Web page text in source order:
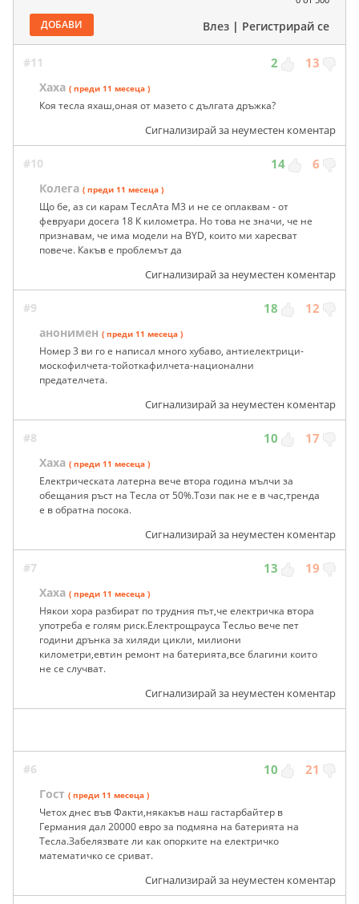
ДОБАВИ Влез | Регистрирай се
#11 2 13
Хаха ( преди 11 месеца )
Коя тесла яхаш,оная от мазето с дългата дръжка?
Сигнализирай за неуместен коментар
#10 14 6
Колега ( преди 11 месеца )
Що бе, аз си карам ТеслАта М3 и не се оплаквам - от
февруари досега 18 К километра. Но това не значи, че не
признавам, че има модели на BYD, които ми харесват
повече. Какъв е проблемът да
Сигнализирай за неуместен коментар
#9 18 12
анонимен ( преди 11 месеца )
Номер 3 ви го е написал много хубаво, антиелектрици-
москофилчета-тойоткафилчета-национални
предателчета.
Сигнализирай за неуместен коментар
#8 10 17
Хаха ( преди 11 месеца )
Електрическата латерна вече втора година мълчи за
обещания ръст на Тесла от 50%.Този пак не е в час,тренда
е в обратна посока.
Сигнализирай за неуместен коментар
#7 13 19
Хаха ( преди 11 месеца )
Някои хора разбират по трудния път,че електричка втора
употреба е голям риск.Електрощрауса Тесльо вече пет
години дрънка за хиляди цикли, милиони
километри,евтин ремонт на батерията,все благини които
не се случват.
Сигнализирай за неуместен коментар
#6 10 21
Гост ( преди 11 месеца )
Четох днес във Факти,някакъв наш гастарбайтер в
Германия дал 20000 евро за подмяна на батерията на
Тесла.Забелязвате ли как опорките на електричко
математичко се сриват.
Сигнализирай за неуместен коментар